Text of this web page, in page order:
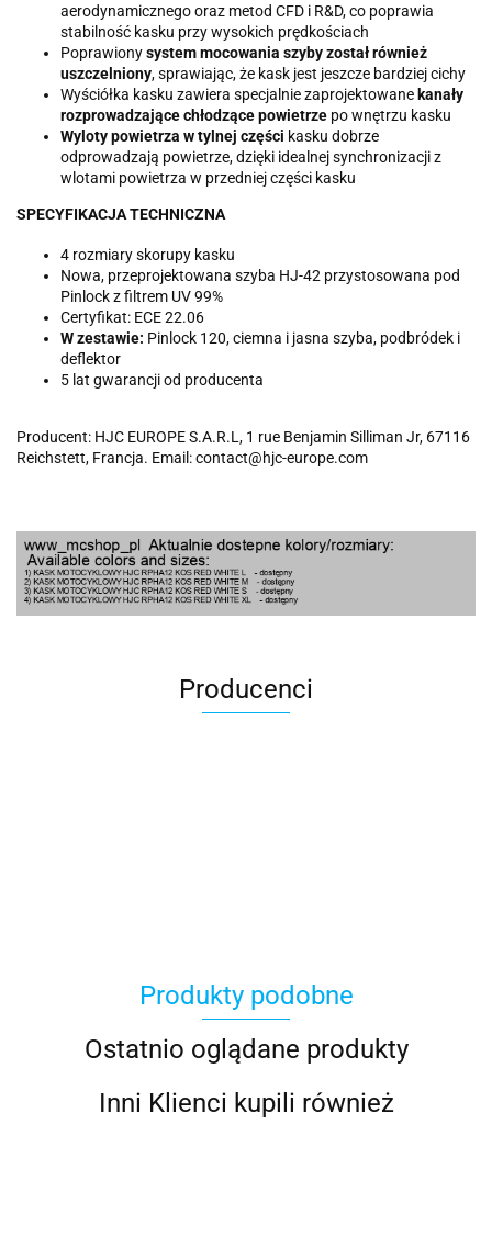
aerodynamicznego oraz metod CFD i R&D, co poprawia
stabilność kasku przy wysokich prędkościach
Poprawionysystem mocowania szyby został również
uszczelniony, sprawiając, że kask jest jeszcze bardziej cichy
Wyściółka kasku zawiera specjalnie zaprojektowane kanały
rozprowadzające chłodzące powietrze po wnętrzu kasku
Wyloty powietrza w tylnej części kasku dobrze
odprowadzają powietrze, dzięki idealnej synchronizacji z
wlotami powietrza w przedniej części kasku
SPECYFIKACJA TECHNICZNA
4 rozmiary skorupy kasku
Nowa, przeprojektowana szyba HJ-42 przystosowana pod
Pinlock z filtrem UV 99%
Certyfikat: ECE 22.06
W zestawie: Pinlock 120, ciemna i jasna szyba, podbródek i
deflektor
5 lat gwarancji od producenta
Producent: HJC EUROPE S.A.R.L, 1 rue Benjamin Silliman Jr, 67116
Reichstett, Francja. Email: contact@hjc-europe.com
Producenci
100%
Produkty podobne
Ostatnio oglądane produkty
Inni Klienci kupili również